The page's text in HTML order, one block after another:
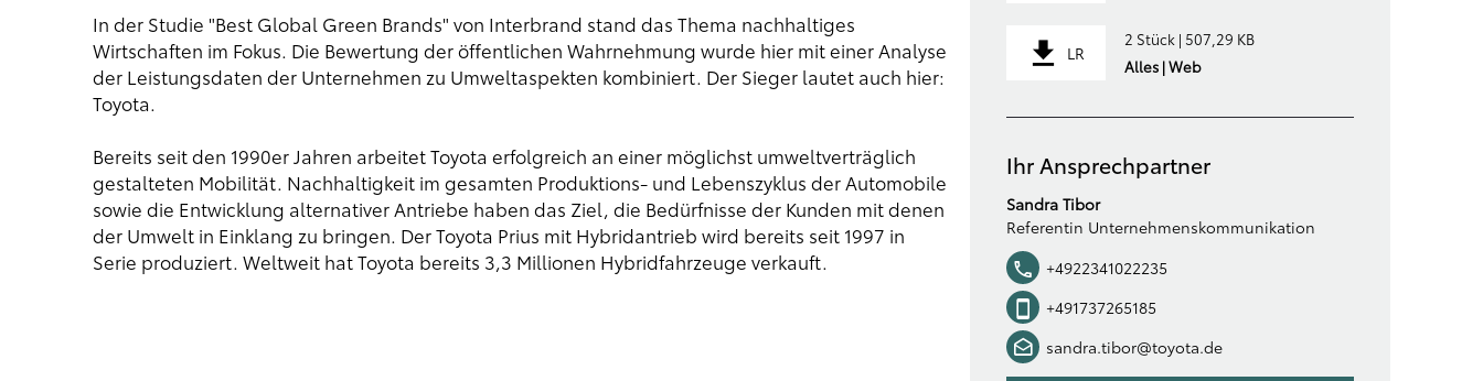
In der Studie "Best Global Green Brands" von Interbrand stand das Thema nachhaltiges
Wirtschaften im Fokus. Die Bewertung der öffentlichen Wahrnehmung wurde hier mit einer Analyse
der Leistungsdaten der Unternehmen zu Umweltaspekten kombiniert. Der Sieger lautet auch hier:
Toyota.
Bereits seit den 1990er Jahren arbeitet Toyota erfolgreich an einer möglichst umweltverträglich
gestalteten Mobilität. Nachhaltigkeit im gesamten Produktions- und Lebenszyklus der Automobile
sowie die Entwicklung alternativer Antriebe haben das Ziel, die Bedürfnisse der Kunden mit denen
der Umwelt in Einklang zu bringen. Der Toyota Prius mit Hybridantrieb wird bereits seit 1997 in
Serie produziert. Weltweit hat Toyota bereits 3,3 Millionen Hybridfahrzeuge verkauft.
LR
2 Stück | 507,29 KB
Alles | Web
Ihr Ansprechpartner
Sandra Tibor
Referentin Unternehmenskommunikation
+4922341022235
+491737265185
sandra.tibor@toyota.de